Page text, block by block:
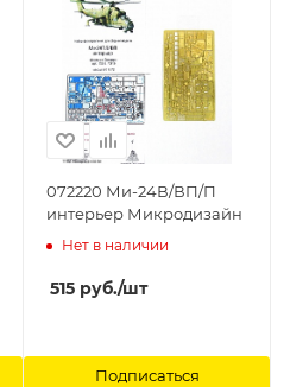
072220 Ми-24В/ВП/П
интерьер Микродизайн
Нет в наличии
515 руб./шт
Подписаться